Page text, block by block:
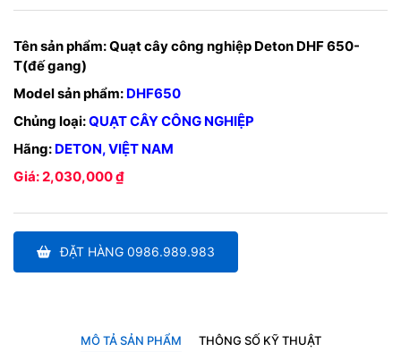
Tên sản phẩm:Quạt cây công nghiệp Deton DHF 650-
T(đế gang)
Model sản phẩm: DHF650
Chủng loại:QUẠT CÂY CÔNG NGHIỆP
Hãng: DETON, VIỆT NAM
Giá: 2,030,000 ₫
ĐẶT HÀNG 0986.989.983
MÔ TẢ SẢN PHẨM THÔNG SỐ KỸ THUẬT